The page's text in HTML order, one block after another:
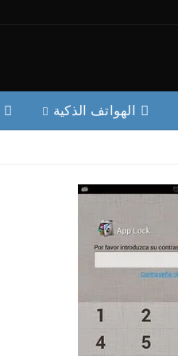
الهواتف الذكية